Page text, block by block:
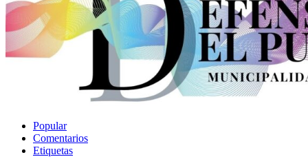
Popular
Comentarios
Etiquetas